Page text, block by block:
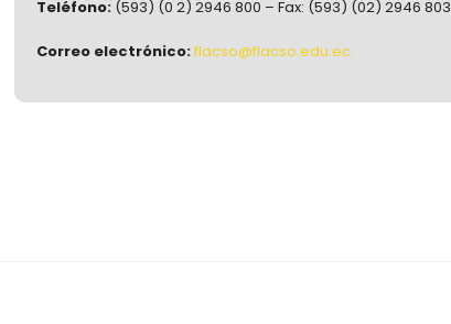
Teléfono: (593) (0 2) 2946 800 – Fax: (593) (02) 2946 803
Correo electrónico:flacso@flacso.edu.ec